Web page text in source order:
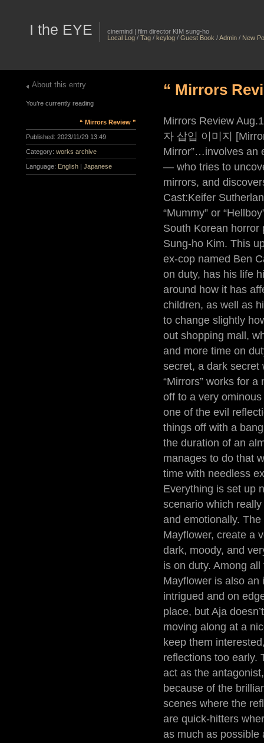
I the EYE
cinemind | film director KIM sung-ho
Local Log /Tag /keylog /Guest Book /Admin / New
“ Mirrors
Mirrors Review
자 삽입 이미지
Mirror”…involves an
— who tries to
mirrors, and
Cast:Keifer
“Mummy” or
South Korean horror
Sung-ho Kim. This
ex-cop named Ben
on duty, has his life
around how it has
children, as well as
to change slightly
out shopping mall,
and more time on
secret, a dark secret
“Mirrors” works for
off to a very
one of the evil
things off with a
the duration of an
manages to do that
time with needless
Everything is set up
scenario which
and emotionally.
Mayflower, create a
dark, moody, and
is on duty. Among
Mayflower is also an
intrigued and on
place, but Aja
moving along at a
keep them
reflections too early.
act as the
because of the
scenes where the
are quick-hitters
as much as possible
About this entry
You’re currently reading
“ Mirrors Review ”
Published: 2023/11/29 13:49
Category: works archive
Language: English |Japanese